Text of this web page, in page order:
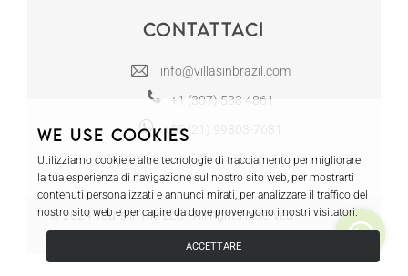
Contattaci
info@villasinbrazil.com
+1 (307) 533 4861
+55 (21) 99803-7681
© 2024 Tours in Rio LLC - All rights reserved
Villas in Brazil | CRECI RJ-12130
We use cookies
Utilizziamo cookie e altre tecnologie di tracciamento per migliorare
la tua esperienza di navigazione sul nostro sito web, per mostrarti
contenuti personalizzati e annunci mirati, per analizzare il traffico del
nostro sito web e per capire da dove provengono i nostri visitatori.
ACCETTARE